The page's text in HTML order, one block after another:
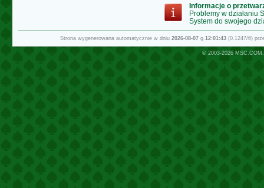
Informacje o
Problemy w działaniu
System do swojego
Strona wygenerowana automatycznie w dniu 2026-08-07g.12:01:43(0.1247/6)
© 2003-2026